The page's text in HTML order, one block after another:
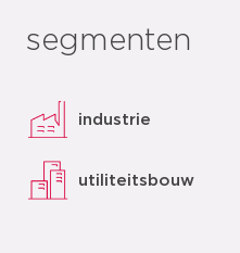
segmenten
industrie
utiliteitsbouw